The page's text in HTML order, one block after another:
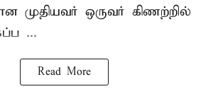
முதியவர் ஒருவர் கிணற்றில்
...
Read More